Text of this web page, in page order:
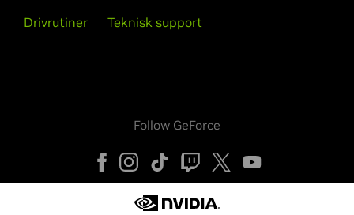
Drivrutiner Teknisk support
Follow GeForce